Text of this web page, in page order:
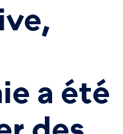
a été